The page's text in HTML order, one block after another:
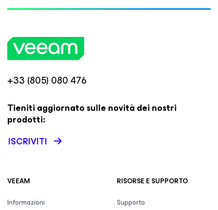
+33 (805) 080 476
Tieniti aggiornato sulle novità dei nostri
prodotti:
ISCRIVITI
VEEAM
Informazioni
RISORSE E SUPPORTO
Supporto